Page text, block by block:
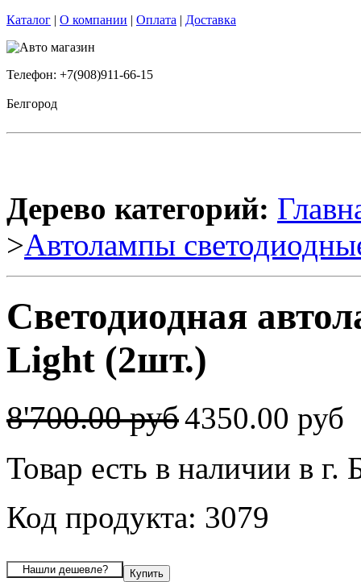
Каталог | О компании | Оплата | Доставка
Телефон: +7(908)911-66-15
Белгород
Дерево категорий:
>Автолампы
Светодиодная
Light (2шт.)
8'700.00 руб4350.00 руб
Товар есть в наличии в г.
Код продукта: 3079